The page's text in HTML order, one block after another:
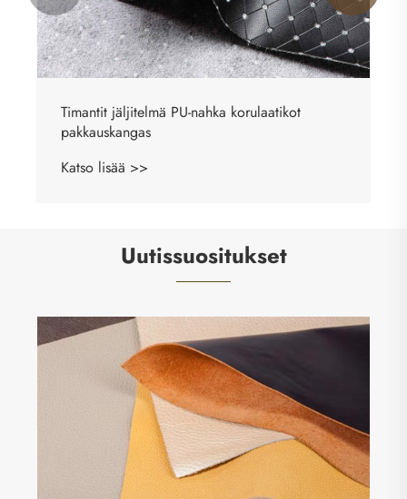
Litchi PU keinonahka pakkausmateriaali
Katso lisää >>
Uutissuositukset
Miten joustavan nahan markkinat kehittyvät?
Katso lisää >>